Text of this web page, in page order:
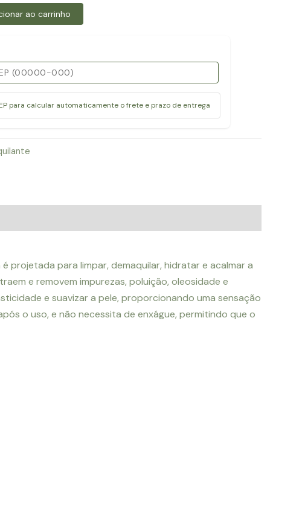
ao carrinho
para calcular automaticamente o frete e prazo de entrega
projetada para limpar, demaquilar, hidratar e acalmar a
e removem impurezas, poluição, oleosidade e
e suavizar a pele, proporcionando uma sensação
o uso, e não necessita de enxágue, permitindo que o